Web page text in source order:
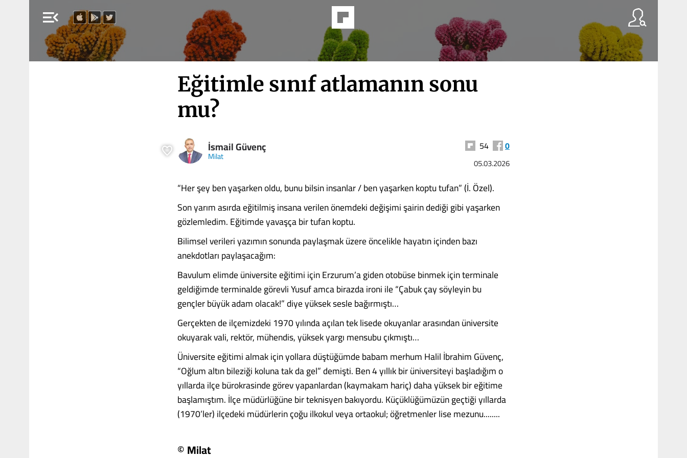
menu_open
Eğitimle sınıf atlamanın sonu
mu?
İsmail Güvenç
Milat
54 0
05.03.2026
“Her şey ben yaşarken oldu, bunu bilsin insanlar / ben yaşarken koptu tufan” (İ. Özel).
Son yarım asırda eğitilmiş insana verilen önemdeki değişimi şairin dediği gibi yaşarken
gözlemledim. Eğitimde yavaşça bir tufan koptu.
Bilimsel verileri yazımın sonunda paylaşmak üzere öncelikle hayatın içinden bazı
anekdotları paylaşacağım:
Bavulum elimde üniversite eğitimi için Erzurum’a giden otobüse binmek için terminale
geldiğimde terminalde görevli Yusuf amca birazda ironi ile “Çabuk çay söyleyin bu
gençler büyük adam olacak!” diye yüksek sesle bağırmıştı…
Gerçekten de ilçemizdeki 1970 yılında açılan tek lisede okuyanlar arasından üniversite
okuyarak vali, rektör, mühendis, yüksek yargı mensubu çıkmıştı…
Üniversite eğitimi almak için yollara düştüğümde babam merhum Halil İbrahim Güvenç,
“Oğlum altın bileziği koluna tak da gel” demişti. Ben 4 yıllık bir üniversiteyi başladığım o
yıllarda ilçe bürokrasinde görev yapanlardan (kaymakam hariç) daha yüksek bir eğitime
başlamıştım. İlçe müdürlüğüne bir teknisyen bakıyordu. Küçüklüğümüzün geçtiği yıllarda
(1970’ler) ilçedeki müdürlerin çoğu ilkokul veya ortaokul; öğretmenler lise mezunu........
© Milat